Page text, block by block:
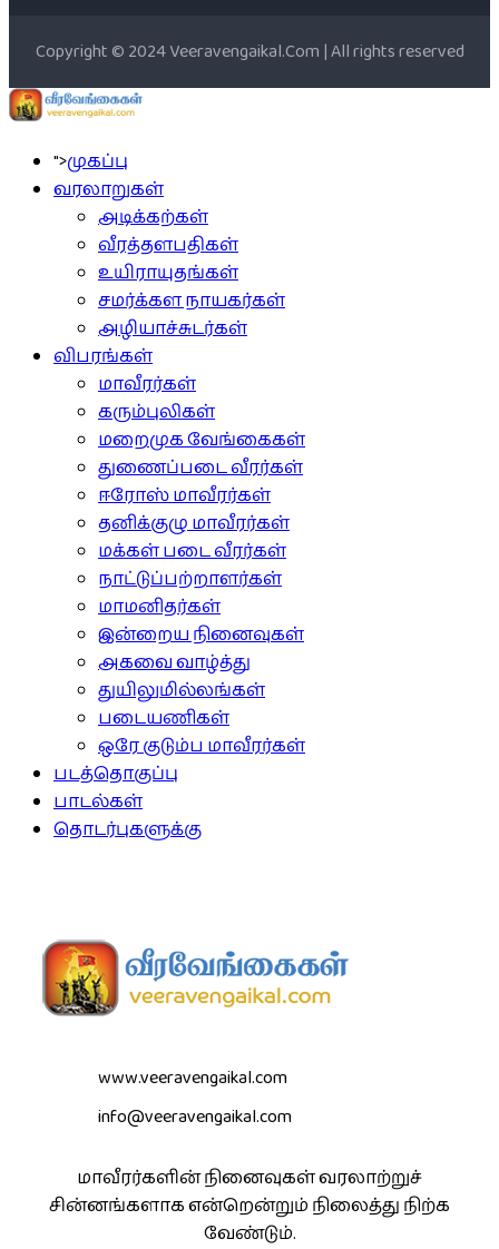
Copyright © 2024 Veeravengaikal.Com | All rights reserved
">முகப்பு
வரலாறுகள்
அடிக்கற்கள்
வீரத்தளபதிகள்
உயிராயுதங்கள்
சமர்க்கள நாயகர்கள்
அழியாச்சுடர்கள்
விபரங்கள்
மாவீரர்கள்
கரும்புலிகள்
மறைமுக வேங்கைகள்
துணைப்படை வீரர்கள்
ஈரோஸ் மாவீரர்கள்
தனிக்குழு மாவீரர்கள்
மக்கள் படை வீரர்கள்
நாட்டுப்பற்றாளர்கள்
மாமனிதர்கள்
இன்றைய நினைவுகள்
அகவை வாழ்த்து
துயிலுமில்லங்கள்
படையணிகள்
ஒரே குடும்ப மாவீரர்கள்
படத்தொகுப்பு
பாடல்கள்
தொடர்புகளுக்கு
www.veeravengaikal.com
info@veeravengaikal.com
மாவீரர்களின் நினைவுகள் வரலாற்றுச்
சின்னங்களாக என்றென்றும் நிலைத்து நிற்க
வேண்டும்.